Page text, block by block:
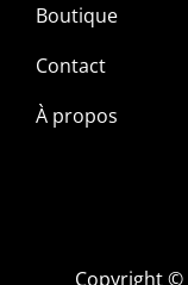
Boutique
Contact
À propos
Copyright ©